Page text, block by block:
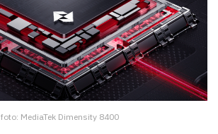
foto: MediaTek Dimensity 8400